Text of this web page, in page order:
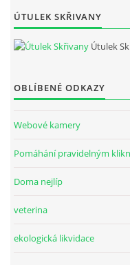
ÚTULEK SKŘIVANY
Útulek
OBLÍBENÉ ODKAZY
Webové kamery
Pomáhání pravidelným
Doma nejlíp
veterina
ekologická likvidace